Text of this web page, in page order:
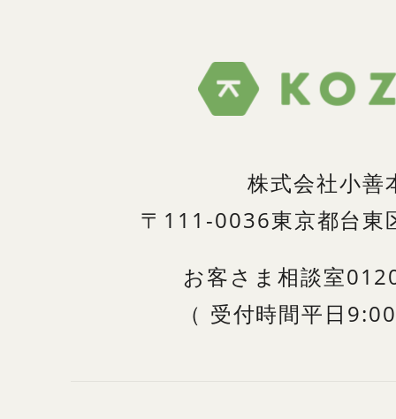
株式会社小善
〒111-0036東京都台
お客さま相談室
（ 受付時間平日